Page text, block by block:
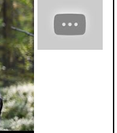
Trong điều kiện phát
triển kinh tế, chúng tôi
nhận thấy khách
hàng...
Cách Vệ Sinh Trần
Nhà Thạch Cao Của
Chuyên Gia
Cách vệ sinh trần nhà
thạch cao đúng đắn
và hiệu quả có phải...